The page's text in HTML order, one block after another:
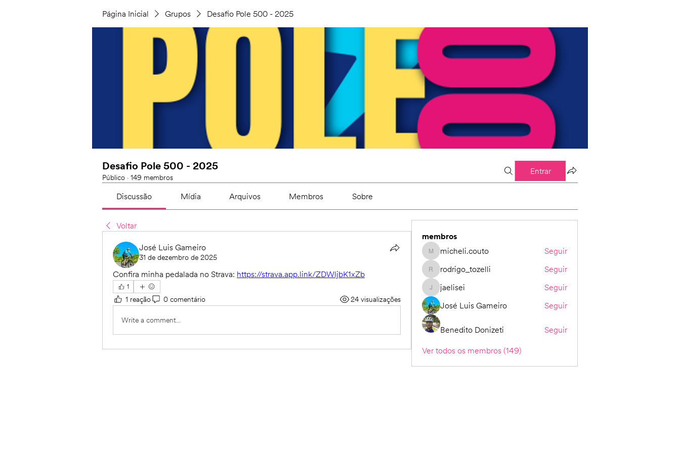
Página Inicial Grupos Desafio Pole 500 - 2025
Desafio Pole 500 - 2025
Público · 149 membros
Entrar
Discussão Mídia Arquivos Membros Sobre
Voltar
José Luis Gameiro
31 de dezembro de 2025
Confira minha pedalada no Strava: https://strava.app.link/ZDWljbK1xZb
1
1 reação 0 comentário 24 visualizações
Write a comment...
membros
micheli.couto
micheli.couto Seguir
rodrigo_tozelli
rodrigo_tozelli Seguir
jaeliseijaelisei
Seguir
José Luis Gameiro
Seguir
Benedito Donizeti
Seguir
Ver todos os membros (149)